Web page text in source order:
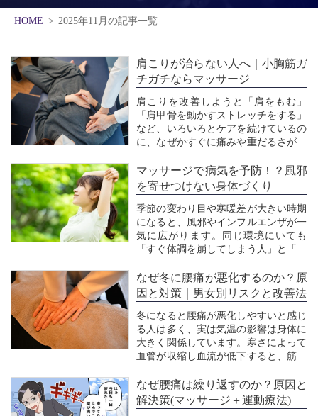
HOME 2025年11月の記事一覧
肩こりが治らない人へ｜小胸筋ガ
チガチならマッサージ
肩こりを改善しようと「肩をもむ」
「肩甲骨を動かすストレッチをする」
など、いろいろとケアを続けているの
に、なぜかすぐに痛みや重だるさが戻
んか？ 実は、肩そのものよりも“胸の
奥にある小胸筋”がガチガチに固まっ
ていることで肩こりが慢性化している
ケースがとても多いで...
マッサージで病気を予防！？風邪
を寄せつけない身体づくり
季節の変わり目や寒暖差が大きい時期
になると、風邪やインフルエンザが一
気に広がります。同じ環境にいても
「すぐ体調を崩してしまう人」と「ほ
なぜでしょうか。最大の違いは“免疫
が働きやすい身体かどうか”。免疫細
胞は血液によって全身に運ばれるた
め、血行が悪いとウイルス...
なぜ冬に腰痛が悪化するのか？原
因と対策｜男女別リスクと改善法
冬になると腰痛が悪化しやすいと感じ
る人は多く、実は気温の影響は身体に
大きく関係しています。寒さによって
血管が収縮し血流が低下すると、筋肉
りの痛みや重だるさを引き起こしま
す。また、コートを着て身体が重くな
る・運動量が減る・ストレスが増える
なぜ腰痛は繰り返すのか？原因と
解決策(マッサージ＋運動療法)